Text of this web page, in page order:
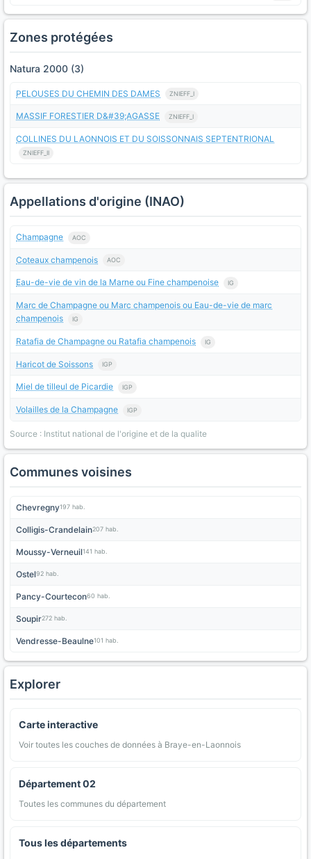
Zones protégées
Natura 2000 (3)
PELOUSES DU CHEMIN DES DAMES ZNIEFF_I
MASSIF FORESTIER D&#39;AGASSE ZNIEFF_I
COLLINES DU LAONNOIS ET DU SOISSONNAIS SEPTENTRIONAL
ZNIEFF_II
Appellations d'origine (INAO)
Champagne AOC
Coteaux champenois AOC
Eau-de-vie de vin de la Marne ou Fine champenoise IG
Marc de Champagne ou Marc champenois ou Eau-de-vie de marc
champenois
IG
Ratafia de Champagne ou Ratafia champenois IG
Haricot de Soissons IGP
Miel de tilleul de Picardie IGP
Volailles de la Champagne IGP
Source : Institut national de l'origine et de la qualite
Communes voisines
Chevregny197 hab.
Colligis-Crandelain207 hab.
Moussy-Verneuil141 hab.
Ostel92 hab.
Pancy-Courtecon60 hab.
Soupir272 hab.
Vendresse-Beaulne101 hab.
Explorer
Carte interactive
Voir toutes les couches de données à Braye-en-Laonnois
Département 02
Toutes les communes du département
Tous les départements